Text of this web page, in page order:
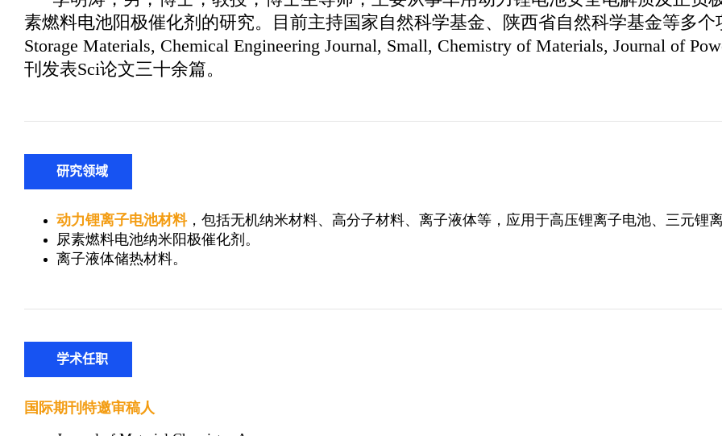
研究领域
学术任职